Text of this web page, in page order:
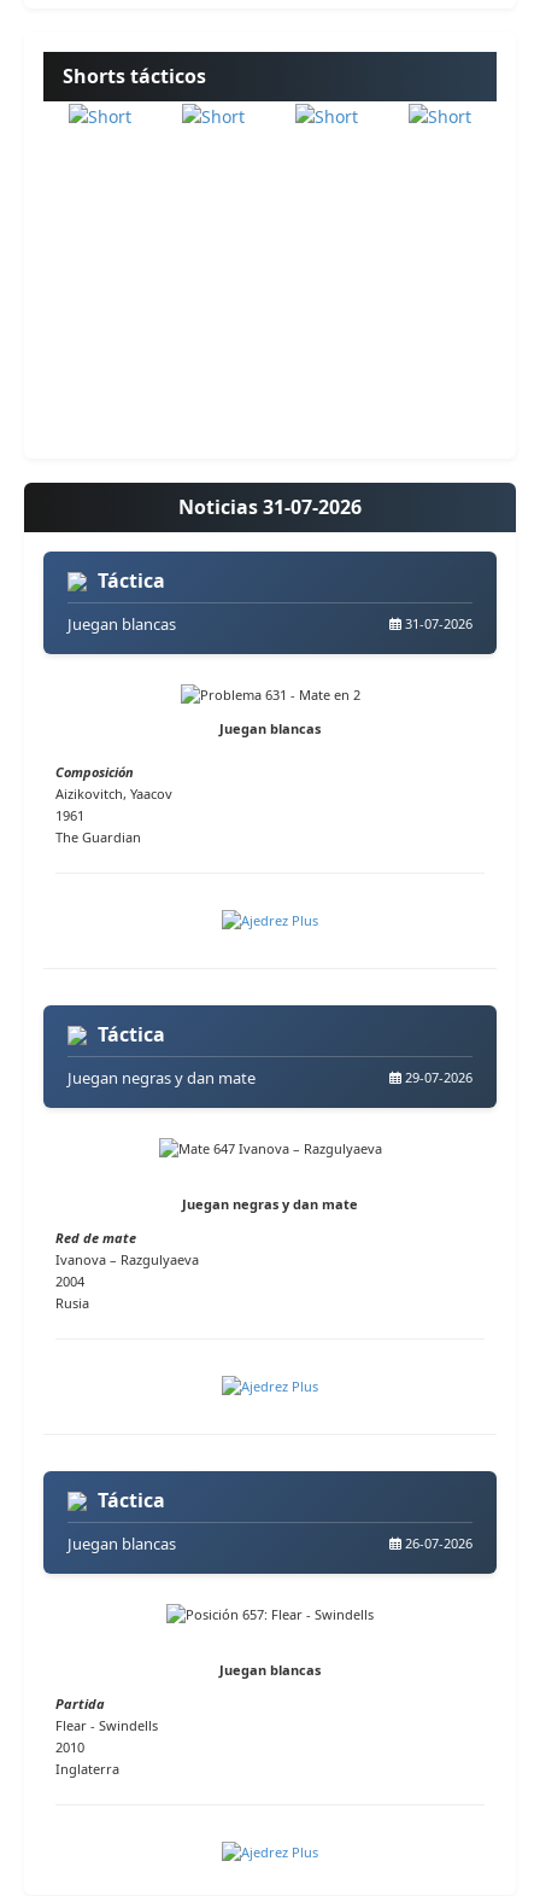
Shorts tácticos
Noticias 31-07-2026
Táctica
Juegan blancas 31-07-2026
Juegan blancas
Composición
Aizikovitch, Yaacov
1961
The Guardian
Táctica
Juegan negras y dan mate 29-07-2026
Juegan negras y dan mate
Red de mate
Ivanova – Razgulyaeva
2004
Rusia
Táctica
Juegan blancas 26-07-2026
Juegan blancas
Partida
Flear - Swindells
2010
Inglaterra